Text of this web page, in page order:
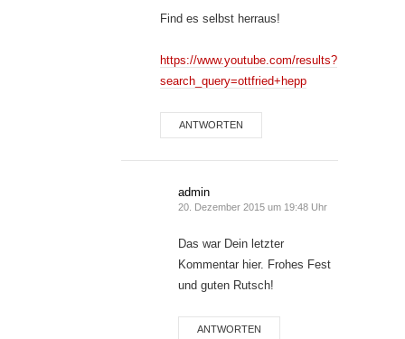
Find es selbst herraus!
https://www.youtube.com/results?
search_query=ottfried+hepp
ANTWORTEN
admin
20. Dezember 2015 um 19:48 Uhr
Das war Dein letzter
Kommentar hier. Frohes Fest
und guten Rutsch!
ANTWORTEN